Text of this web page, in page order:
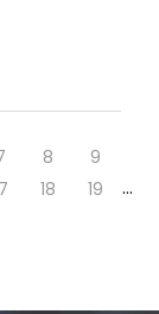
8
9
18 19 …